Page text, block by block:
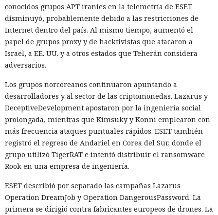
conocidos grupos APT iraníes en la telemetría de ESET
disminuyó, probablemente debido a las restricciones de
Internet dentro del país. Al mismo tiempo, aumentó el
papel de grupos proxy y de hacktivistas que atacaron a
Israel, a EE. UU. y a otros estados que Teherán considera
adversarios.
Los grupos norcoreanos continuaron apuntando a
desarrolladores y al sector de las criptomonedas. Lazarus y
DeceptiveDevelopment apostaron por la ingeniería social
prolongada, mientras que Kimsuky y Konni emplearon con
más frecuencia ataques puntuales rápidos. ESET también
registró el regreso de Andariel en Corea del Sur, donde el
grupo utilizó TigerRAT e intentó distribuir el ransomware
Rook en una empresa de ingeniería.
ESET describió por separado las campañas Lazarus
Operation DreamJob y Operation DangerousPassword. La
primera se dirigió contra fabricantes europeos de drones. La